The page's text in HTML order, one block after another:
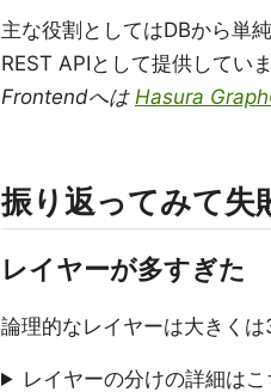
主な役割としてはDBから単
REST APIとして提供していま
Frontendへは Hasura
振り返ってみて失
レイヤーが多すぎた
論理的なレイヤーは大きく
レイヤーの分けの詳細はこ